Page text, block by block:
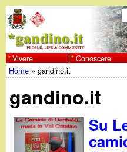
al
contenuto
w
w
w
r
i
C
e
r
c
Vivere Conoscere
sei
qui
Home »gandino.it
gandino.it
Su